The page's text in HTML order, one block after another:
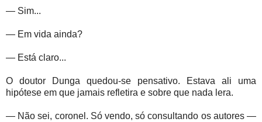
— Sim...
— Em vida ainda?
— Está claro...
O doutor Dunga quedou-se pensativo. Estava ali uma
hipótese em que jamais refletira e sobre que nada lera.
— Não sei, coronel. Só vendo, só consultando os autores —